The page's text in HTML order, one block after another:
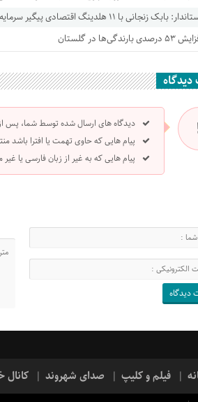
بابک زنجانی با ۱۱ هلدینگ اقتصادی پیگیر سرمایه‌گذاری در گلستان است
بارندگی‌ها در گلستان
دیدگاه های ارسال شده توسط شما، پس
پیام هایی که حاوی تهمت یا افترا باشد
پیام هایی که به غیر از زبان فارسی یا
فیلم و کلیپ صدای شهروند کانال